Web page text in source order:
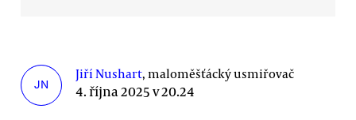
JN
Jiří Nushart, maloměšťácký usmiřovač
4. října 2025 v 20.24